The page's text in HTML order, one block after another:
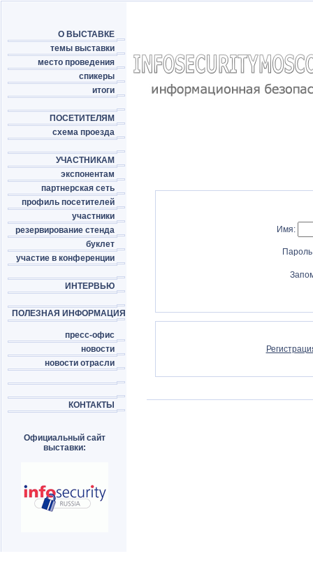
О ВЫСТАВКЕ
темы выставки
место проведения
спикеры
итоги
ПОСЕТИТЕЛЯМ
схема проезда
УЧАСТНИКАМ
экспонентам
партнерская сеть
профиль посетителей
участники
резервирование стенда
буклет
участие в конференции
ИНТЕРВЬЮ
ПОЛЕЗНАЯ ИНФОРМАЦИЯ
пресс-офис
новости
новости отрасли
КОНТАКТЫ
Официальный сайт
выставки:
Имя: